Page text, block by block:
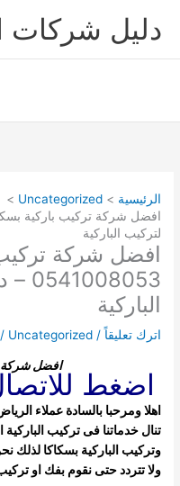
دليل شركات
الرئيسية
Uncategorized
لتركيب الباركية
افضل شركة تركيب
الباركية
اترك تعليقاً /
Uncategorized
افضل شركة
اضغط للاتصال
اهلا ومرحبا بالسادة عملاء
تنال خدماتنا فى تركيب
وتركيب الباركية بسكاكا
ولا تتردد حتى نقوم بفك او